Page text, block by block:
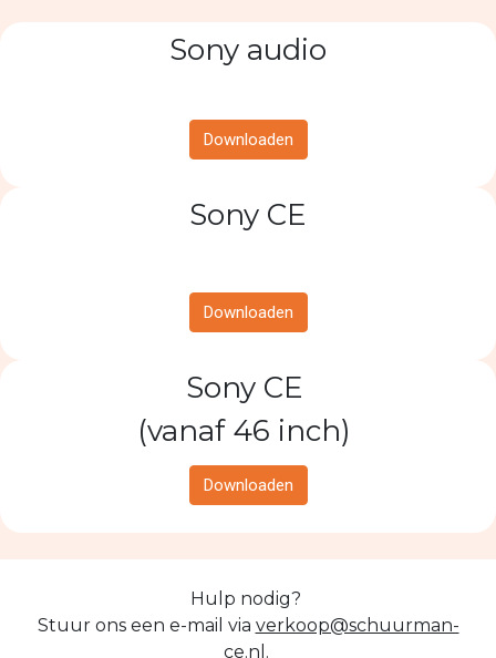
Sony audio
Downloaden
Sony CE
Downloaden
Sony CE
(vanaf 46 inch)
Downloaden
Hulp nodig?
Stuur ons een e-mail via verkoop@schuurman-
ce.nl .